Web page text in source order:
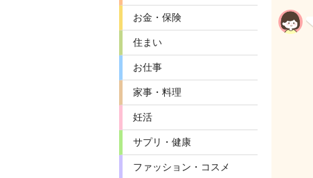
お金・保険
住まい
お仕事
家事・料理
妊活
サプリ・健康
ファッション・コスメ